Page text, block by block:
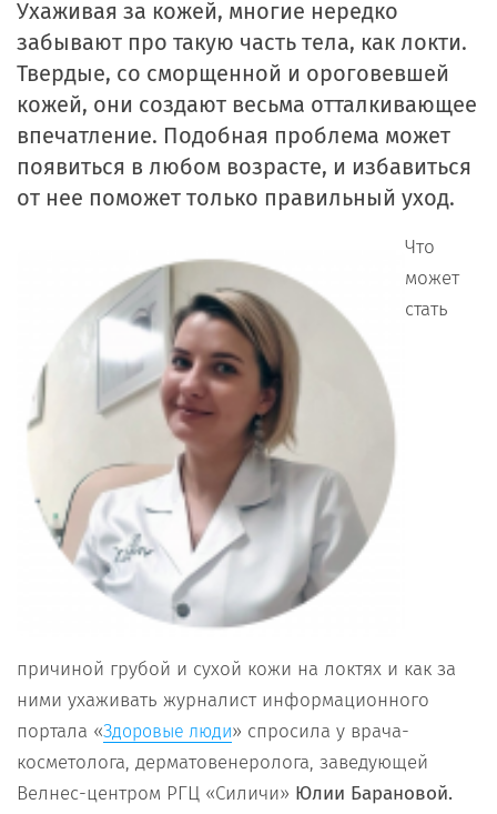
Ухаживая за кожей, многие нередко
забывают про такую часть тела, как локти.
Твердые, со сморщенной и ороговевшей
кожей, они создают весьма отталкивающее
впечатление. Подобная проблема может
появиться в любом возрасте, и избавиться
от нее поможет только правильный уход.
Что
может
стать
причиной грубой и сухой кожи на локтях и как за
ними ухаживать журналист информационного
портала «Здоровые люди» спросила у врача-
косметолога, дерматовенеролога, заведующей
Велнес-центром РГЦ «Силичи» Юлии Барановой.